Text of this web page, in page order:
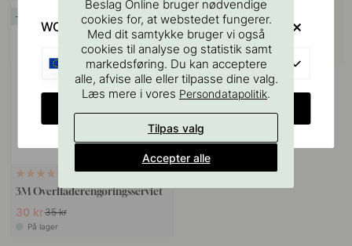
114
3M Overfladerengøringsserviet
30 kr35 kr
På lager
Beslag Online bruger nødvendige
cookies for, at webstedet fungerer.
Med dit samtykke bruger vi også
cookies til analyse og statistik samt
markedsføring. Du kan acceptere
alle, afvise alle eller tilpasse dine valg.
Læs mere i vores Persondatapolitik.
Tilpas valg
Accepter alle
WOULD YOU RATHER VISIT?
EU